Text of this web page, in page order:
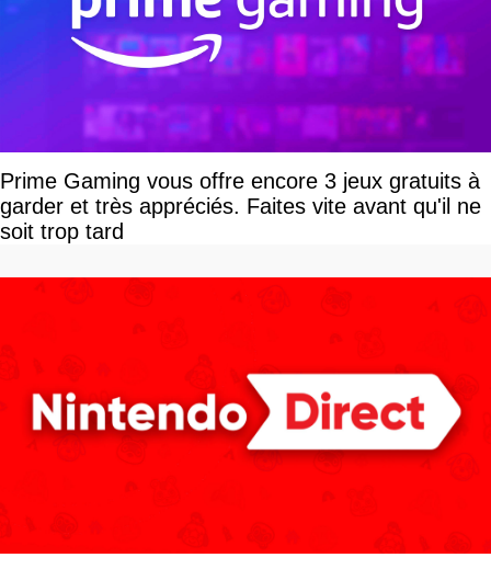
Prime Gaming vous offre encore 3 jeux gratuits à
garder et très appréciés. Faites vite avant qu'il ne
soit trop tard